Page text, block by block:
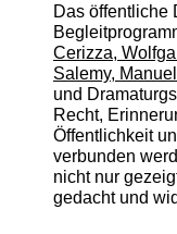
Das öffentliche
Cerizza,
Salemy,
und
Recht,
Öffentlichkeit
verbunden
nicht nur
gedacht und